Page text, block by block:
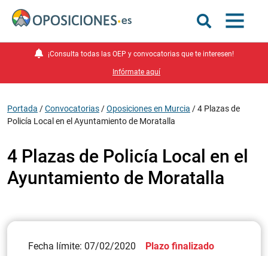
¡Consulta todas las OEP y convocatorias que te interesen!
Infórmate aquí
Portada /Convocatorias /Oposiciones en Murcia /4 Plazas de
Policía Local en el Ayuntamiento de Moratalla
4 Plazas de Policía Local en el
Ayuntamiento de Moratalla
Fecha límite: 07/02/2020 Plazo finalizado